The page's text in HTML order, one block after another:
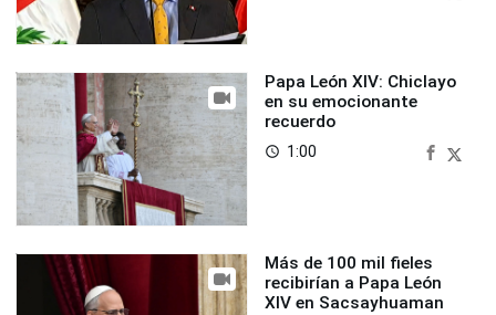
Papa León XIV: Chiclayo
en su emocionante
recuerdo
access_time 1:00
Más de 100 mil fieles
recibirían a Papa León
XIV en Sacsayhuaman